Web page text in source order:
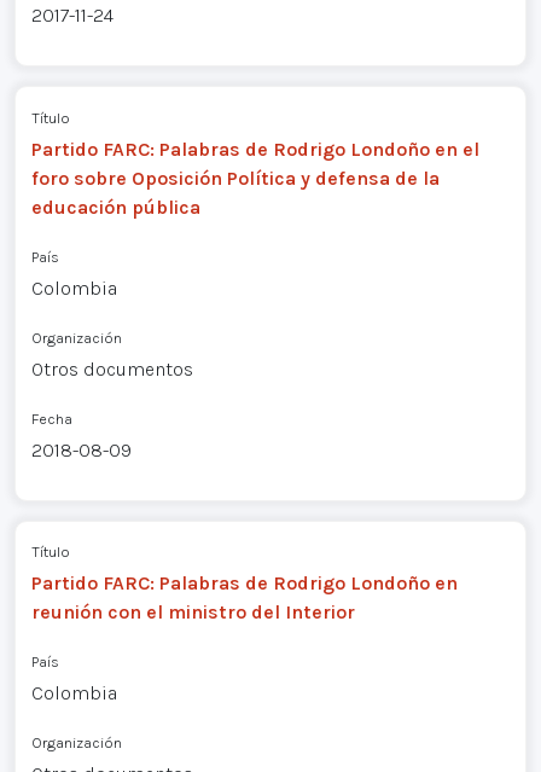
2017-11-24
Título
Partido FARC: Palabras de Rodrigo Londoño en el
foro sobre Oposición Política y defensa de la
educación pública
País
Colombia
Organización
Otros documentos
Fecha
2018-08-09
Título
Partido FARC: Palabras de Rodrigo Londoño en
reunión con el ministro del Interior
País
Colombia
Organización